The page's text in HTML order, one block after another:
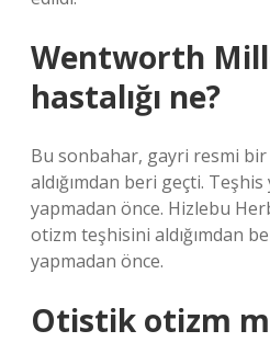
Wentworth
hastalığı ne?
Bu sonbahar, gayri resmi
aldığımdan beri geçti.
yapmadan önce. Hizlebu
otizm teşhisini aldığımdan
yapmadan önce.
Otistik otizm